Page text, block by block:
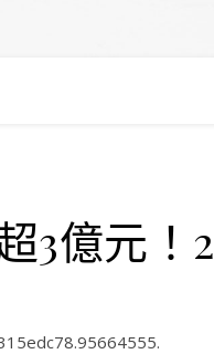
3億元！